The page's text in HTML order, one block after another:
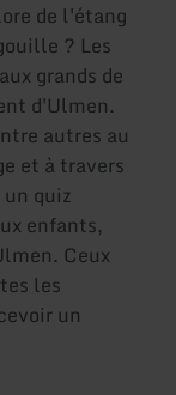
de l'étang
? Les
grands de
d'Ulmen.
autres au
et à travers
quiz
enfants,
Ceux
les
un